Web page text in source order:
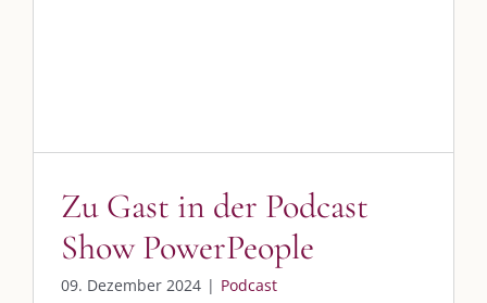
Zu Gast in der Podcast
Show PowerPeople
09. Dezember 2024 | Podcast